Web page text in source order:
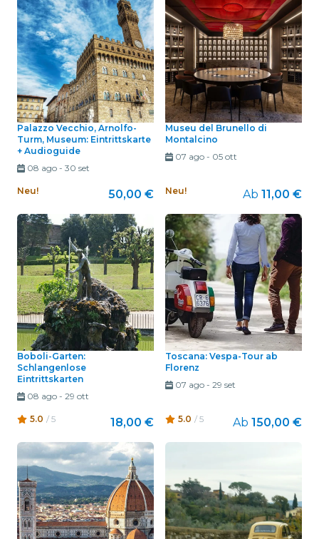
Palazzo Vecchio, Arnolfo-
Turm, Museum: Eintrittskarte
+ Audioguide
08 ago- 30 set
Neu! 50,00 €
Museu del Brunello di
Montalcino
07 ago- 05 ott
Neu! Ab 11,00 €
Boboli-Garten:
Schlangenlose
Eintrittskarten
08 ago- 29 ott
5.0 / 5 18,00 €
Toscana: Vespa-Tour ab
Florenz
07 ago- 29 set
5.0 / 5 Ab 150,00 €